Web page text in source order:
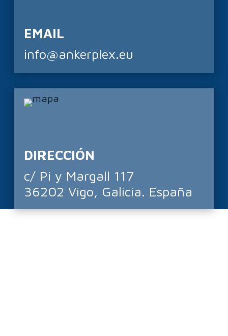
EMAIL
info@ankerplex.eu
DIRECCIÓN
c/ Pi y Margall 117
36202 Vigo, Galicia. España